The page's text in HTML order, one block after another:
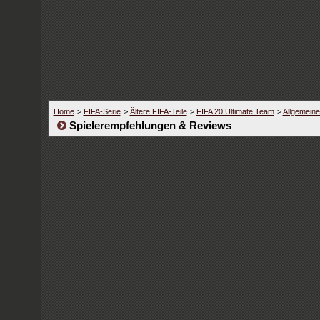
Home > FIFA-Serie > Ältere FIFA-Teile > FIFA 20 Ultimate Team >
Spielerempfehlungen & Reviews